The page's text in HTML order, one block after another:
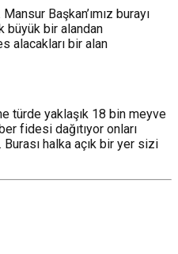
Başkan’ımız burayı
büyük bir alandan
alacakları bir alan
türde yaklaşık 18 bin meyve
fidesi dağıtıyor onları
halka açık bir yer sizi